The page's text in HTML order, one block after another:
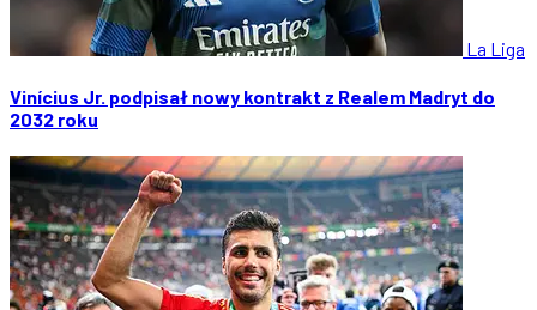
La Liga
Vinícius Jr. podpisał nowy kontrakt z Realem Madryt do
2032 roku